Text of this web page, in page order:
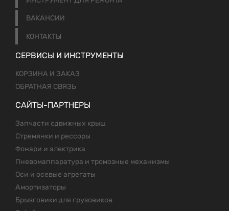
ВАКАНСИИ
КОНТАКТЫ
СЕРВИСЫ И ИНСТРУМЕНТЫ
КОРЗИНА И ЗАКАЗ
ОБРАТНАЯ СВЯЗЬ
САЙТЫ-ПАРТНЕРЫ
Запчасти сдвижных крыш
Стремянки и рессоры
Фонари и электрика
Пневомаппаратура и тромозные механизмы
Оси и осевые агрегаты
Амортизаторы
Брызговики для грузовиков